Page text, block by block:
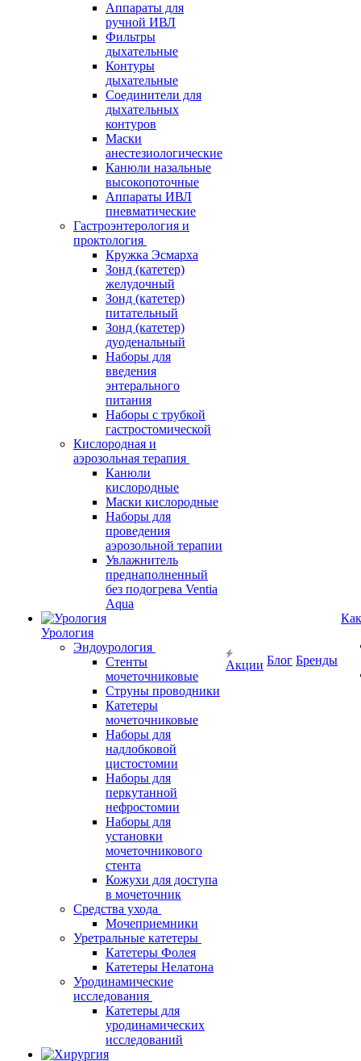
Аппараты для
ручной ИВЛ
Фильтры
дыхательные
Контуры
дыхательные
Соединители для
дыхательных
контуров
Маски
анестезиологические
Канюли назальные
высокопоточные
Аппараты ИВЛ
пневматические
Гастроэнтерология и
проктология
Кружка Эсмарха
Зонд (катетер)
желудочный
Зонд (катетер)
питательный
Зонд (катетер)
дуоденальный
Наборы для
введения
энтерального
питания
Наборы с трубкой
гастростомической
Кислородная и
аэрозольная терапия
Канюли
кислородные
Маски кислородные
Наборы для
проведения
аэрозольной терапии
Увлажнитель
преднаполненный
без подогрева Ventia
Aqua
Урология
Эндоурология
Стенты
мочеточниковые
Струны проводники
Катетеры
мочеточниковые
Наборы для
надлобковой
цистостомии
Наборы для
перкутанной
нефростомии
Наборы для
установки
мочеточникового
стента
Кожухи для доступа
в мочеточник
Средства ухода
Мочеприемники
Уретральные катетеры
Катетеры Фолея
Катетеры Нелатона
Уродинамические
исследования
Катетеры для
уродинамических
исследований
Акции Блог Бренды